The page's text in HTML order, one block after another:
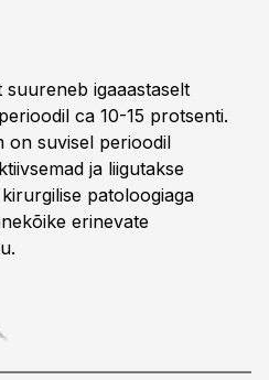
suureneb igaaastaselt
ca 10-15 protsenti.
on suvisel perioodil
ja liigutakse
patoloogiaga
erinevate